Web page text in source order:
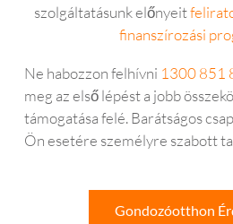
szolgáltatásunk előnyeit
finanszírozási
Ne habozzon felhívni 1300 851
meg az első lépést a jobb
támogatása felé. Barátságos
Ön esetére személyre szabott
Gondozóotthon